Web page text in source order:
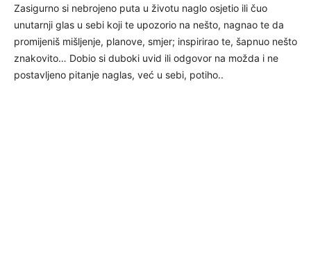
Zasigurno si nebrojeno puta u životu naglo osjetio ili čuo
unutarnji glas u sebi koji te upozorio na nešto, nagnao te da
promijeniš mišljenje, planove, smjer; inspirirao te, šapnuo nešto
znakovito… Dobio si duboki uvid ili odgovor na možda i ne
postavljeno pitanje naglas, već u sebi, potiho..